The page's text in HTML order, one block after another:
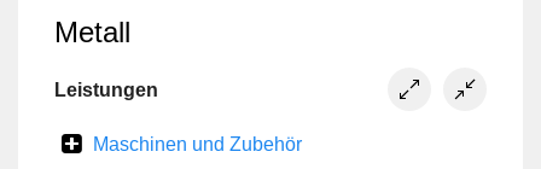
Metall
Leistungen
Maschinen und Zubehör